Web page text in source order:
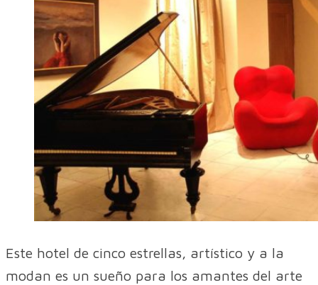
Este hotel de cinco estrellas, artístico y a la
modan es un sueño para los amantes del arte